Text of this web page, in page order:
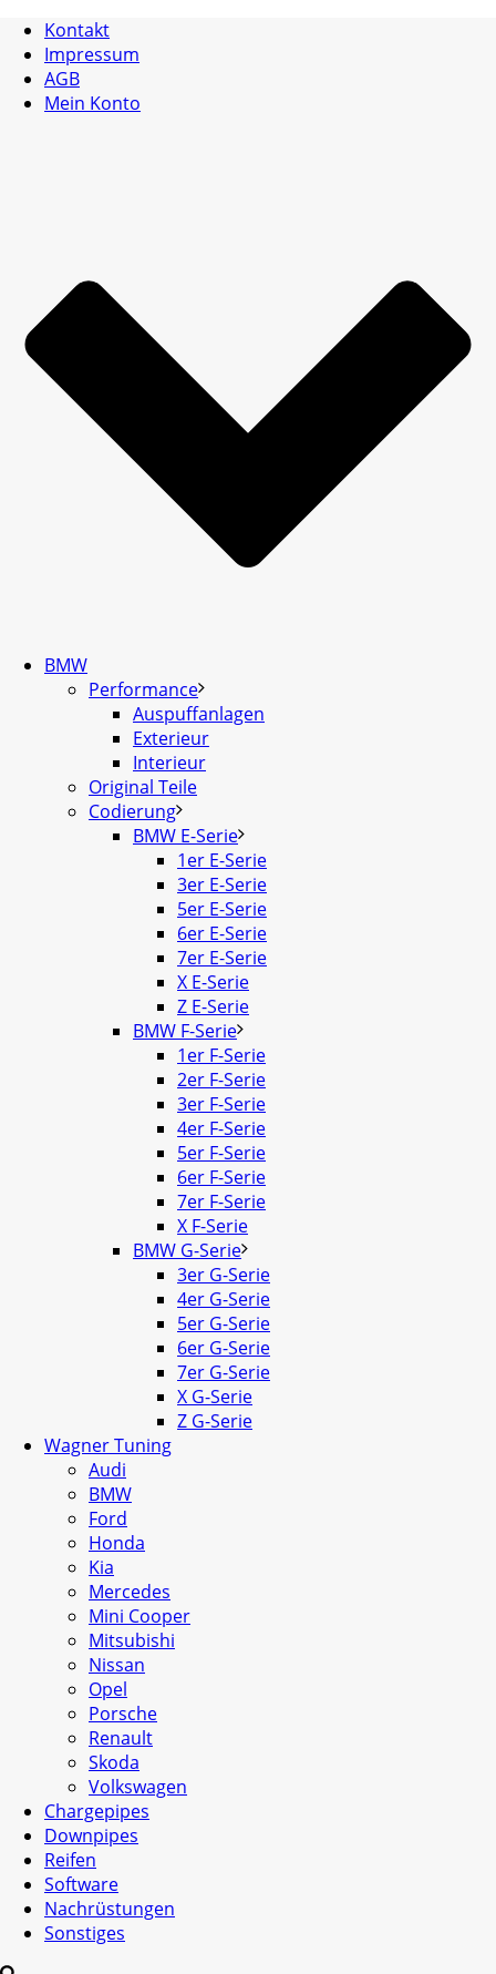
Kontakt
Impressum
AGB
Mein Konto
BMW
Performance
Auspuffanlagen
Exterieur
Interieur
Original Teile
Codierung
BMW E-Serie
1er E-Serie
3er E-Serie
5er E-Serie
6er E-Serie
7er E-Serie
X E-Serie
Z E-Serie
BMW F-Serie
1er F-Serie
2er F-Serie
3er F-Serie
4er F-Serie
5er F-Serie
6er F-Serie
7er F-Serie
X F-Serie
BMW G-Serie
3er G-Serie
4er G-Serie
5er G-Serie
6er G-Serie
7er G-Serie
X G-Serie
Z G-Serie
Wagner Tuning
Audi
BMW
Ford
Honda
Kia
Mercedes
Mini Cooper
Mitsubishi
Nissan
Opel
Porsche
Renault
Skoda
Volkswagen
Chargepipes
Downpipes
Reifen
Software
Nachrüstungen
Sonstiges